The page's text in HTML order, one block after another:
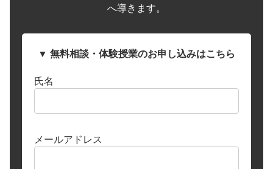
へ導きます。
▼ 無料相談・体験授業のお申し込みはこちら
氏名
メールアドレス